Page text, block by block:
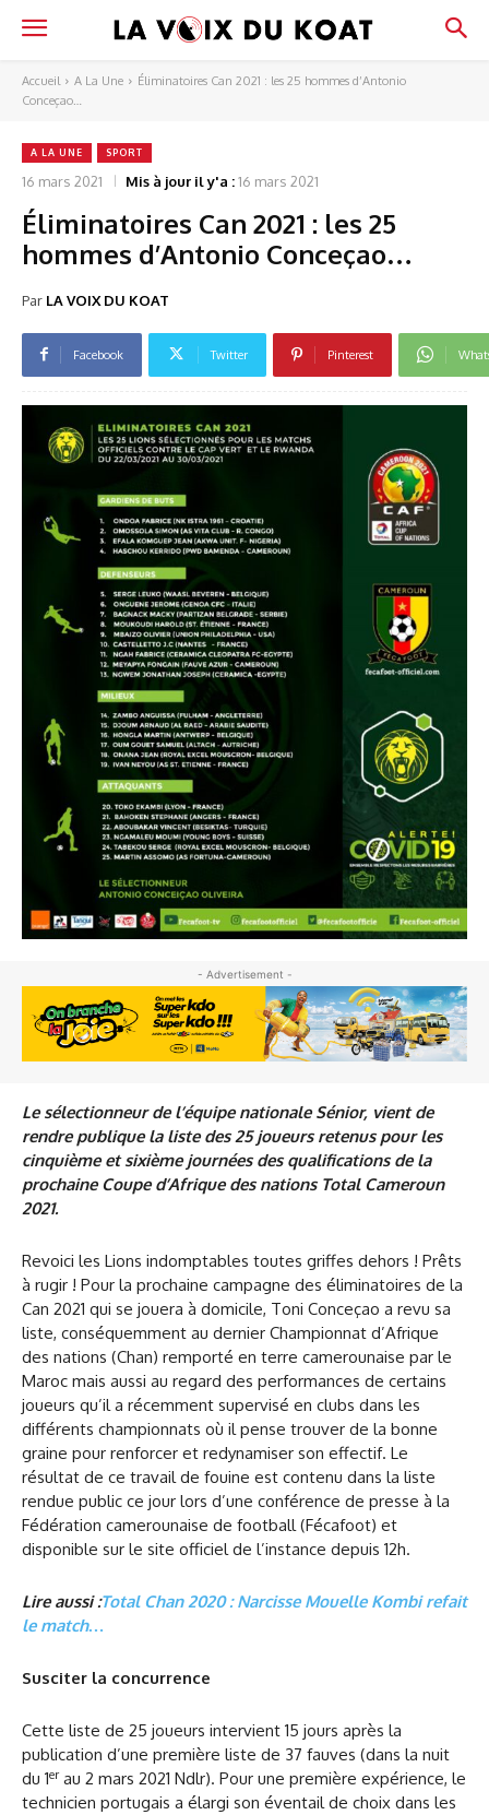
Accueil A La Une
Éliminatoires Can 2021 : les 25 hommes d’Antonio
Conceçao…
A LA UNE SPORT
16 mars 2021 Mis à jour il y'a :16 mars 2021
Éliminatoires Can 2021 : les 25
hommes d’Antonio Conceçao…
Par LA VOIX DU KOAT
Facebook Twitter Pinterest
- Advertisement -
Le sélectionneur de l’équipe nationale Sénior, vient de
rendre publique la liste des 25 joueurs retenus pourles
cinquième et sixième journées des qualifications de la
prochaineCoupe d’Afrique des nations Total Cameroun
2021.
Revoici les Lions indomptables toutes griffes dehors ! Prêts
à rugir ! Pour la prochaine campagne des éliminatoires de la
Can 2021 qui se jouera à domicile, Toni Conceçao a revu sa
liste, conséquemment au dernier Championnat d’Afrique
des nations (Chan) remporté en terre camerounaise par le
Maroc mais aussi au regard des performances de certains
joueurs qu’il a récemment supervisé en clubs dans les
différents championnats où il pense trouver de la bonne
graine pour renforcer et redynamiser son effectif. Le
résultat de ce travail de fouine est contenu dans la liste
rendue public ce jour lors d’une conférence de presse à la
Fédération camerounaise de football (Fécafoot) et
disponible sur le site officiel de l’instance depuis 12h.
Lire aussi :Total Chan 2020 : Narcisse Mouelle Kombi refait
le match…
Susciter la concurrence
Cette liste de 25 joueurs intervient 15 jours après la
publication d’une première liste de 37 fauves (dans la nuit
du 1erau 2 mars 2021 Ndlr). Pour une première expérience, le
technicien portugais a élargi son éventail de choix dans les